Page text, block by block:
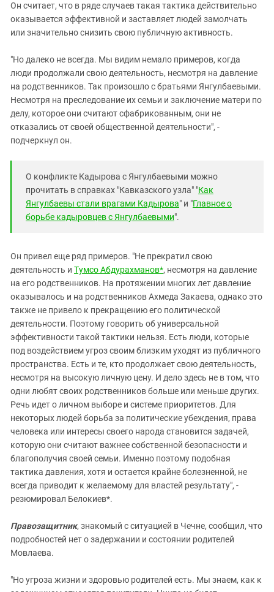
Он считает, что в ряде случаев такая тактика действительно
оказывается эффективной и заставляет людей замолчать
или значительно снизить свою публичную активность.
"Но далеко не всегда. Мы видим немало примеров, когда
люди продолжали свою деятельность, несмотря на давление
на родственников. Так произошло с братьями Янгулбаевыми.
Несмотря на преследование их семьи и заключение матери по
делу, которое они считают сфабрикованным, они не
отказались от своей общественной деятельности", -
подчеркнул он.
О конфликте Кадырова с Янгулбаевыми можно
прочитать в справках "Кавказского узла" "Как
Янгулбаевы стали врагами Кадырова" и "Главное о
борьбе кадыровцев с Янгулбаевыми".
Он привел еще ряд примеров. "Не прекратил свою
деятельность и Тумсо Абдурахманов*, несмотря на давление
на его родственников. На протяжении многих лет давление
оказывалось и на родственников Ахмеда Закаева, однако это
также не привело к прекращению его политической
деятельности. Поэтому говорить об универсальной
эффективности такой тактики нельзя. Есть люди, которые
под воздействием угроз своим близким уходят из публичного
пространства. Есть и те, кто продолжает свою деятельность,
несмотря на высокую личную цену. И дело здесь не в том, что
одни любят своих родственников больше или меньше других.
Речь идет о личном выборе и системе приоритетов. Для
некоторых людей борьба за политические убеждения, права
человека или интересы своего народа становится задачей,
которую они считают важнее собственной безопасности и
благополучия своей семьи. Именно поэтому подобная
тактика давления, хотя и остается крайне болезненной, не
всегда приводит к желаемому для властей результату", -
резюмировал Белокиев*.
Правозащитник, знакомый с ситуацией в Чечне, сообщил, что
подробностей нет о задержании и состоянии родителей
Мовлаева.
"Но угроза жизни и здоровью родителей есть. Мы знаем, как к